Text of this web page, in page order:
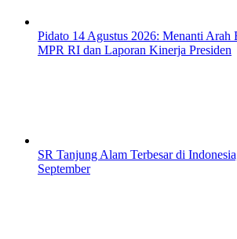
Pidato 14 Agustus 2026: Menanti Arah
MPR RI dan Laporan Kinerja Presiden
SR Tanjung Alam Terbesar di
September